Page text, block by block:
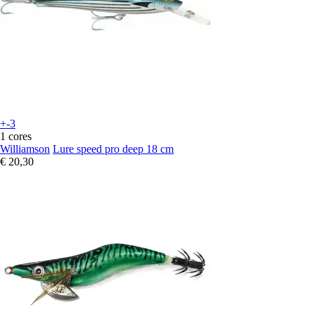
+-3
1 cores
Williamson Lure speed pro deep 18 cm
€ 20,30